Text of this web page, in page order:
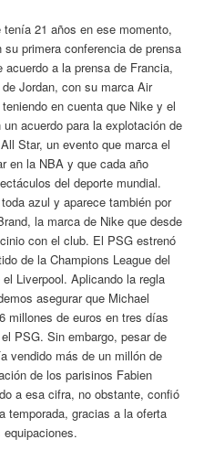
21 años en ese momento,
primera conferencia de prensa
a la prensa de Francia,
Jordan, con su marca Air
en cuenta que Nike y el
acuerdo para la explotación de
Star, un evento que marca el
en la NBA y que cada año
del deporte mundial.
azul y aparece también por
la marca de Nike que desde
con el club. El PSG estrenó
de la Champions League del
Liverpool. Aplicando la regla
asegurar que Michael
millones de euros en tres días
PSG. Sin embargo, pesar de
vendido más de un millón de
de los parisinos Fabien
a esa cifra, no obstante, confió
temporada, gracias a la oferta